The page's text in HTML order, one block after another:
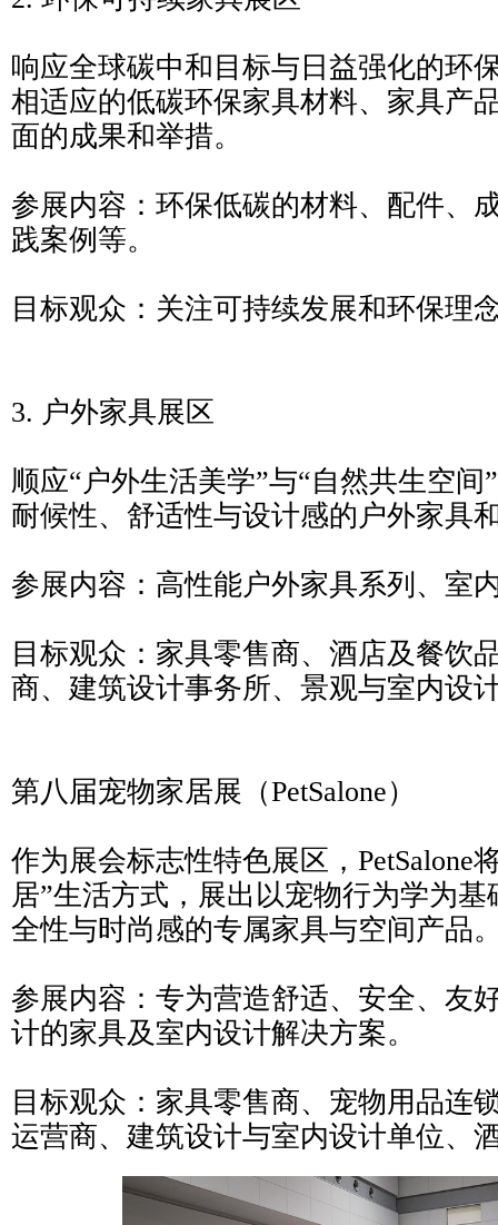
响应全球碳中和目标与日益强化的环
相适应的低碳环保家具材料、家具产
面的成果和举措。
参展内容：环保低碳的材料、配件、
践案例等。
目标观众：关注可持续发展和环保理
3. 户外家具展区
顺应“户外生活美学”与“自然共生空
耐候性、舒适性与设计感的户外家具
参展内容：高性能户外家具系列、室
目标观众：家具零售商、酒店及餐饮
商、建筑设计事务所、景观与室内设
第八届宠物家居展（PetSalone）
作为展会标志性特色展区，PetSalone
居”生活方式，展出以宠物行为学为
全性与时尚感的专属家具与空间产品
参展内容：专为营造舒适、安全、友
计的家具及室内设计解决方案。
目标观众：家具零售商、宠物用品连
运营商、建筑设计与室内设计单位、